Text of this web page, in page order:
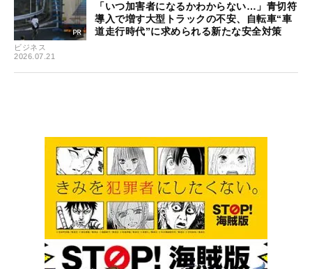
ビジネス
2026.07.21
「いつ加害者になるかわからない…」青切符
導入で増す大型トラックの不安、自転車“車
道走行時代”に求められる新たな安全対策